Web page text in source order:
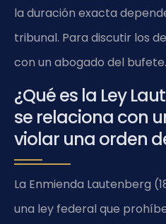
la duración exacta
tribunal. Para discutir los
con un abogado del bufete.
¿Qué es la Ley
se relaciona con
violar una orden
La Enmienda Lautenberg
una ley federal que